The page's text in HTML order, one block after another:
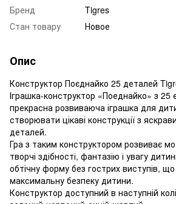
Бренд
Tigres
Стан товару
Новое
Опис
Конструктор Поєднайко 25 деталей
Іграшка-конструктор «Поеднайко» з 25
прекрасна розвиваюча іграшка для
створювати цікаві конструкції з
деталей.
Гра з таким конструктором розвиває
творчі здібності, фантазію і увагу
обтічну форму без гострих виступів,
максимальну безпеку дитини.
Конструктор доступний в наступній